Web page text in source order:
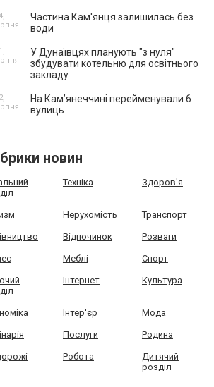
Частина Кам'янця залишилась без
води
У Дунаївцях планують "з нуля"
збудувати котельню для освітнього
закладу
На Камʼянеччині перейменували 6
вулиць
новин
Техніка Здоров'я
Нерухомість Транспорт
Відпочинок Розваги
Меблі Спорт
Інтернет Культура
Інтер'єр Мода
Послуги Родина
Робота
Дитячий
розділ